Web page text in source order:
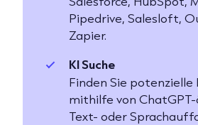
Pipedrive, Salesloft,
Zapier.
KI Suche
Finden Sie potenzielle
mithilfe von
Text- oder